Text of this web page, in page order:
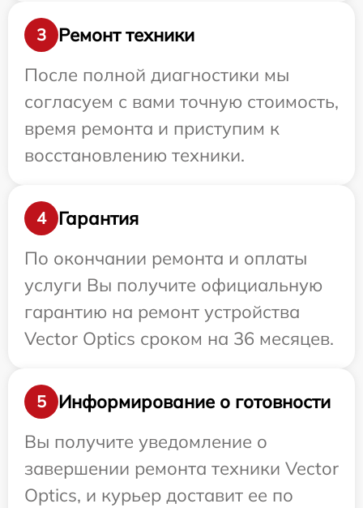
3
Ремонт техники
После полной диагностики мы
согласуем с вами точную стоимость,
время ремонта и приступим к
восстановлению техники.
4
Гарантия
По окончании ремонта и оплаты
услуги Вы получите официальную
гарантию на ремонт устройства
Vector Optics сроком на 36 месяцев.
5
Информирование о готовности
Вы получите уведомление о
завершении ремонта техники Vector
Optics, и курьер доставит ее по